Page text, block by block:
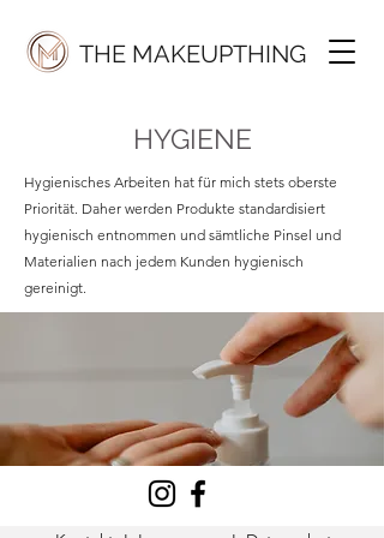
THE MAKEUPTHING
HYGIENE
Hygienisches Arbeiten hat für mich stets oberste
Priorität. Daher werden Produkte standardisiert
hygienisch entnommen und sämtliche Pinsel und
Materialien nach jedem Kunden hygienisch
gereinigt.